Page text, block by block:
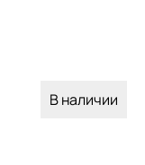
В наличии